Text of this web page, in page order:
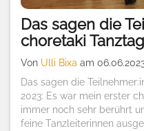
Das sagen die
choretaki
Von Ulli Bixa am
Das sagen die
2023: Es war mein erster
immer noch sehr berührt
feine Tanzleiterinnen